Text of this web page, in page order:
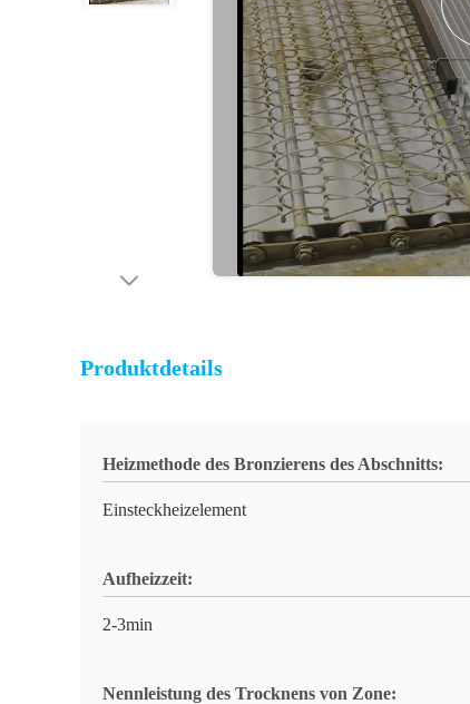
Produktdetails
Heizmethode des Bronzierens des Abschnitts:
Einsteckheizelement
Aufheizzeit:
2-3min
Nennleistung des Trocknens von Zone: